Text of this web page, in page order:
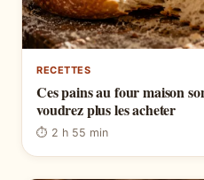
RECETTES
Ces pains au four maison
voudrez plus les acheter
⏱ 2 h 55 min